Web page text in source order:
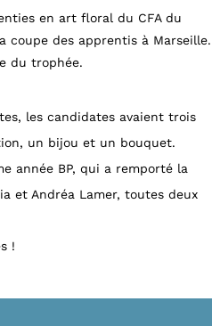
en art floral du CFA du
coupe des apprentis à Marseille.
du trophée.
les candidates avaient trois
un bijou et un bouquet.
année BP, qui a remporté la
et Andréa Lamer, toutes deux
!